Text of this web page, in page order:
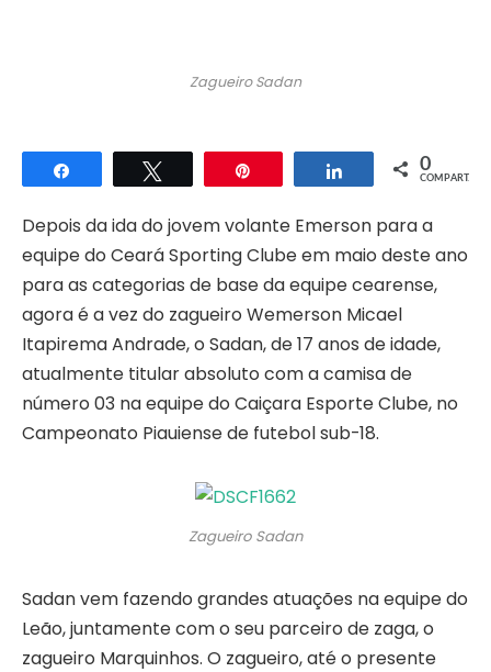
Zagueiro Sadan
Compartilhar Compartilhar
0
COMPART.
Depois da ida do jovem volante Emerson para a
equipe do Ceará Sporting Clube em maio deste ano
para as categorias de base da equipe cearense,
agora é a vez do zagueiro Wemerson Micael
Itapirema Andrade, o Sadan, de 17 anos de idade,
atualmente titular absoluto com a camisa de
número 03 na equipe do Caiçara Esporte Clube, no
Campeonato Piauiense de futebol sub-18.
Zagueiro Sadan
Sadan vem fazendo grandes atuações na equipe do
Leão, juntamente com o seu parceiro de zaga, o
zagueiro Marquinhos. O zagueiro, até o presente